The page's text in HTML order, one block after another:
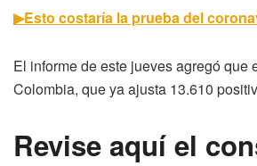
▶Esto costaría la prueba del
El informe de este jueves agregó
Colombia, que ya ajusta 13.610
Revise aquí el